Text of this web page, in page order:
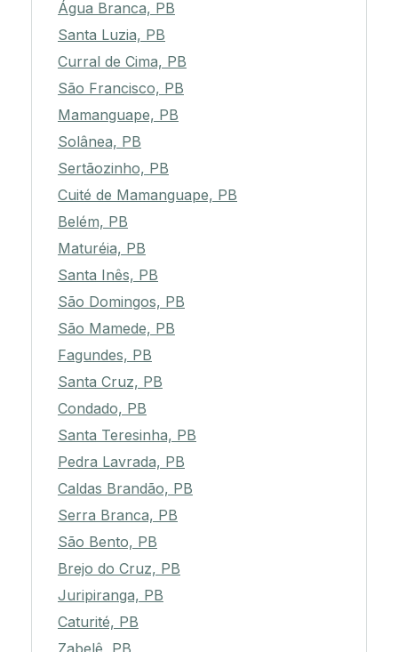
Água Branca, PB
Santa Luzia, PB
Curral de Cima, PB
São Francisco, PB
Mamanguape, PB
Solânea, PB
Sertãozinho, PB
Cuité de Mamanguape, PB
Belém, PB
Maturéia, PB
Santa Inês, PB
São Domingos, PB
São Mamede, PB
Fagundes, PB
Santa Cruz, PB
Condado, PB
Santa Teresinha, PB
Pedra Lavrada, PB
Caldas Brandão, PB
Serra Branca, PB
São Bento, PB
Brejo do Cruz, PB
Juripiranga, PB
Caturité, PB